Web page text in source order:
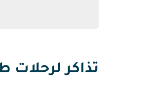
تذاكر لرحلات